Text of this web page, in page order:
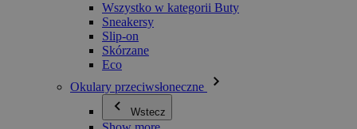
Wszystko w kategorii Buty
Sneakersy
Slip-on
Skórzane
Eco
Okulary przeciwsłoneczne
Wstecz